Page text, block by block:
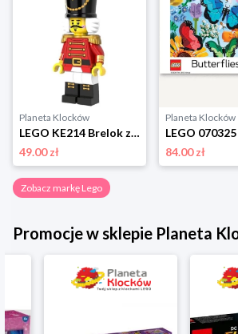
Planeta Klocków
LEGO KE214 Brelok z latarką Dziadek do orzechów Lego
49.00 zł
Planeta Klocków
84.00 zł
Zobacz markę Lego
Promocje w sklepie Planeta